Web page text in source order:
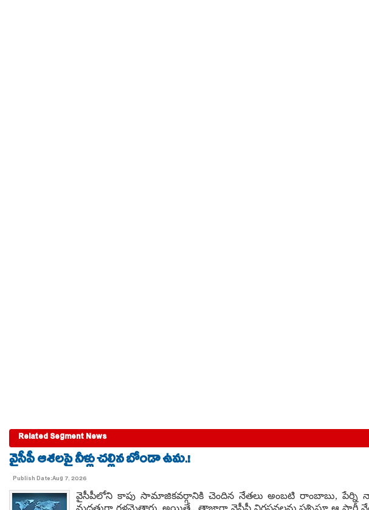
Related Segment News
వైసీపీ ఆశలపై నీళ్లు చల్లిన బోండా ఉమ.!
Publish Date:Aug 7, 2026
వైసీపీలోని కాపు సామాజికవర్గానికి చెందిన నేతలు అంబటి రాంబాబు,
మద్దతుగా గళమెత్తారు. అయితే.. తాజాగా వైసీపీ నిరసనలను ప్రశ్నిస్తూ ఆ